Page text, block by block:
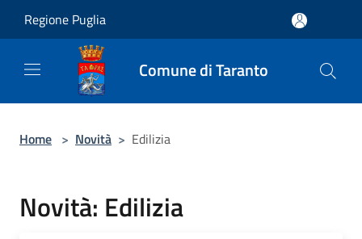
Regione Puglia
Comune di Taranto
Home > Novità > Edilizia
Novità: Edilizia